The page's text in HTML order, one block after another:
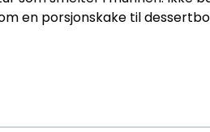
en porsjonskake til